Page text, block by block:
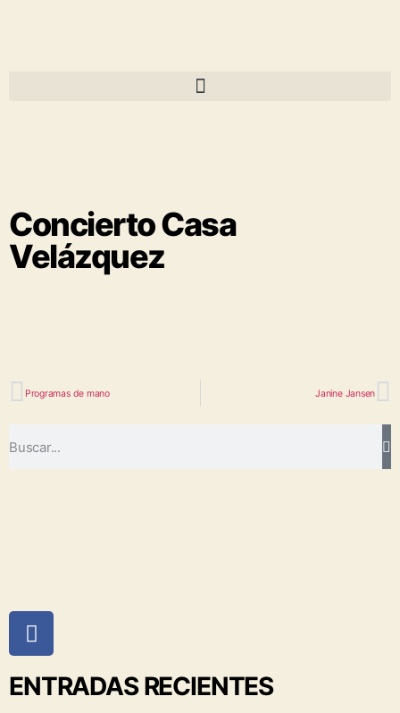
Concierto Casa
Velázquez
Programas de mano Janine Jansen
ENTRADAS RECIENTES